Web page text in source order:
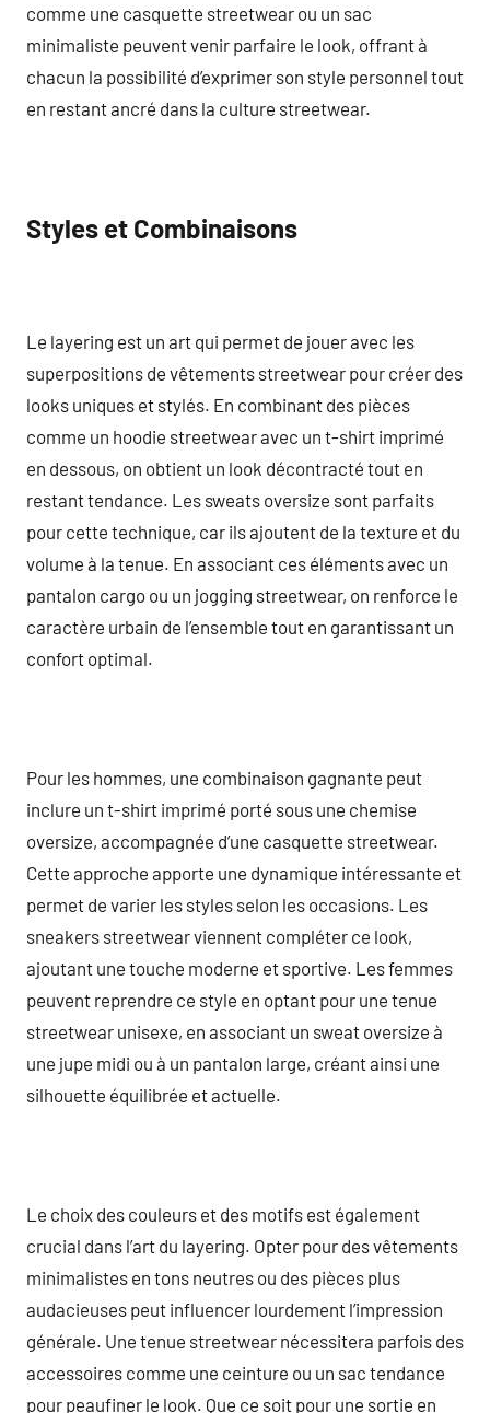
comme une casquette streetwear ou un sac
minimaliste peuvent venir parfaire le look, offrant à
chacun la possibilité d’exprimer son style personnel tout
en restant ancré dans la culture streetwear.
Styles et Combinaisons
Le layering est un art qui permet de jouer avec les
superpositions de vêtements streetwear pour créer des
looks uniques et stylés. En combinant des pièces
comme un hoodie streetwear avec un t-shirt imprimé
en dessous, on obtient un look décontracté tout en
restant tendance. Les sweats oversize sont parfaits
pour cette technique, car ils ajoutent de la texture et du
volume à la tenue. En associant ces éléments avec un
pantalon cargo ou un jogging streetwear, on renforce le
caractère urbain de l’ensemble tout en garantissant un
confort optimal.
Pour les hommes, une combinaison gagnante peut
inclure un t-shirt imprimé porté sous une chemise
oversize, accompagnée d’une casquette streetwear.
Cette approche apporte une dynamique intéressante et
permet de varier les styles selon les occasions. Les
sneakers streetwear viennent compléter ce look,
ajoutant une touche moderne et sportive. Les femmes
peuvent reprendre ce style en optant pour une tenue
streetwear unisexe, en associant un sweat oversize à
une jupe midi ou à un pantalon large, créant ainsi une
silhouette équilibrée et actuelle.
Le choix des couleurs et des motifs est également
crucial dans l’art du layering. Opter pour des vêtements
minimalistes en tons neutres ou des pièces plus
audacieuses peut influencer lourdement l’impression
générale. Une tenue streetwear nécessitera parfois des
accessoires comme une ceinture ou un sac tendance
pour peaufiner le look. Que ce soit pour une sortie en